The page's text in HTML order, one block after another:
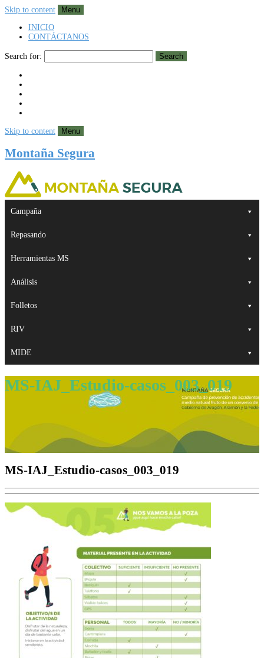
Skip to content
Menu
INICIO
CONTÁCTANOS
Search for: Search
Skip to content Menu
Montaña Segura
Campaña
Repasando
Herramientas MS
Análisis
Folletos
RIV
MIDE
MS-IAJ_Estudio-casos_003_019
MS-IAJ_Estudio-casos_003_019